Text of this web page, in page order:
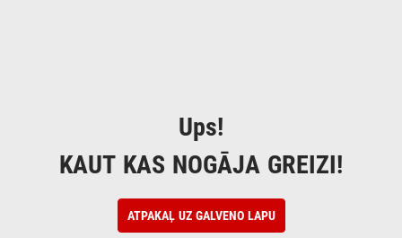
Ups!
KAUT KAS NOGĀJA GREIZI!
ATPAKAĻ UZ GALVENO LAPU